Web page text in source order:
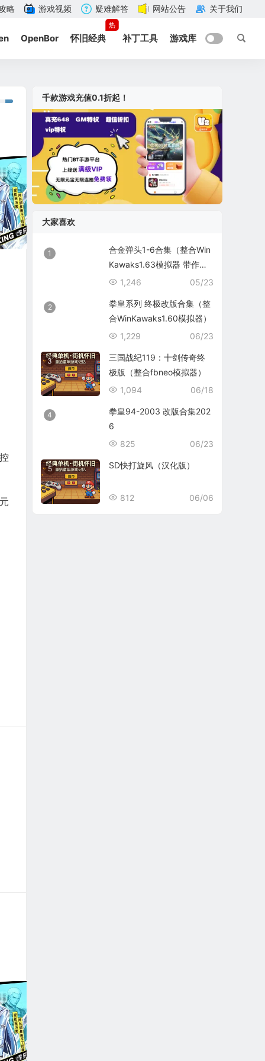
略 游戏视频 疑难解答 网站公告 关于我们
OpenBor 怀旧经典
热
补丁工具 游戏库
千款游戏充值0.1折起！
大家喜欢
1
合金弹头1-6合集（整合Win
Kawaks1.63模拟器 带作弊
码）
05/23
1,246
2
拳皇系列 终极改版合集（整
合WinKawaks1.60模拟器）
06/23
1,229
3
三国战纪119：十剑传奇终
极版（整合fbneo模拟器）
06/18
1,094
4
拳皇94-2003 改版合集202
6
06/23
825
5 SD快打旋风（汉化版）
06/06
812